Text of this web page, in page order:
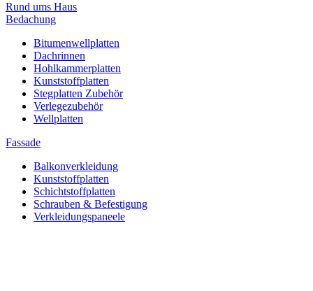
Rund ums Haus
Bedachung
Bitumenwellplatten
Dachrinnen
Hohlkammerplatten
Kunststoffplatten
Stegplatten Zubehör
Verlegezubehör
Wellplatten
Fassade
Balkonverkleidung
Kunststoffplatten
Schichtstoffplatten
Schrauben & Befestigung
Verkleidungspaneele